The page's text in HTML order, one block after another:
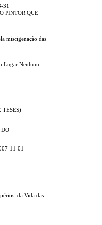
31
PINTOR QUE
miscigenação das
Lugar Nenhum
TESES)
DO
11-01
da Vida das